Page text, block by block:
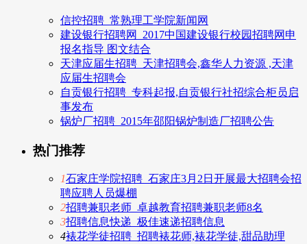
信控招聘_常熟理工学院新闻网
建设银行招聘网_2017中国建设银行校园招聘网申
报名指导 图文结合
天津应届生招聘_天津招聘会,鑫华人力资源 ,天津
应届生招聘会
自贡银行招聘_专科起报,自贡银行社招综合柜员启
事发布
锅炉厂招聘_2015年邵阳锅炉制造厂招聘公告
热门推荐
1石家庄学院招聘_石家庄3月2日开展最大招聘会招
聘应聘人员爆棚
2招聘兼职老师_卓越教育招聘兼职老师8名
3招聘信息快递_极佳速递招聘信息
4裱花学徒招聘_招聘裱花师,裱花学徒,甜品助理